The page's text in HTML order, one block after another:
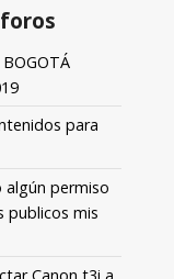
BOGOTÁ
para
algún permiso
publicos mis